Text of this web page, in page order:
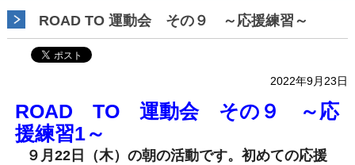
ROAD TO 運動会 その９ ～応援練習～
2022年9月23日
ROAD TO 運動会 その９ ～応
援練習1～
９月22日（木）の朝の活動です。初めての応援